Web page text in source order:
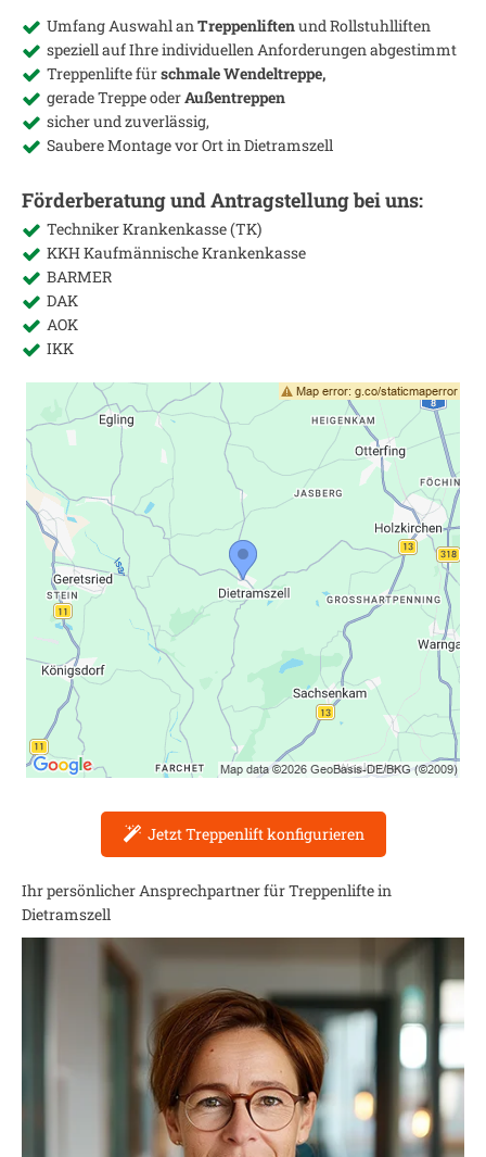
Umfang Auswahl anTreppenliftenund Rollstuhlliften
speziell auf Ihre individuellen Anforderungen abgestimmt
Treppenlifte fürschmale Wendeltreppe,
gerade Treppe oderAußentreppen
sicher und zuverlässig,
Saubere Montage vor Ort inDietramszell
Förderberatung und Antragstellung bei uns:
Techniker Krankenkasse (TK)
KKH Kaufmännische Krankenkasse
BARMER
DAK
AOK
IKK
Jetzt Treppenlift konfigurieren
Ihr persönlicher Ansprechpartner für Treppenlifte in
Dietramszell